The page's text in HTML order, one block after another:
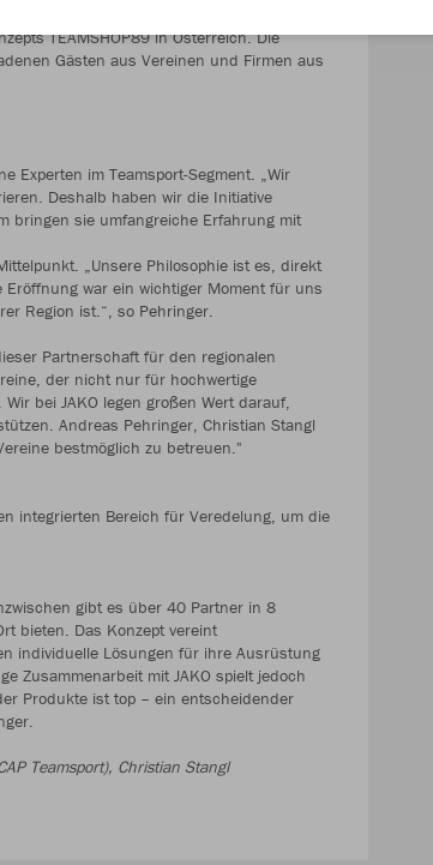
TEAMSHOP89 in Österreich. Die
Gästen aus Vereinen und Firmen aus
Experten im Teamsport-Segment. „Wir
Deshalb haben wir die Initiative
bringen sie umfangreiche Erfahrung mit
„Unsere Philosophie ist es, direkt
war ein wichtiger Moment für uns
Region ist.“, so Pehringer.
Partnerschaft für den regionalen
der nicht nur für hochwertige
bei JAKO legen großen Wert darauf,
Andreas Pehringer, Christian Stangl
bestmöglich zu betreuen."
integrierten Bereich für Veredelung, um die
gibt es über 40 Partner in 8
bieten. Das Konzept vereint
individuelle Lösungen für ihre Ausrüstung
Zusammenarbeit mit JAKO spielt jedoch
Produkte ist top – ein entscheidender
Teamsport), Christian Stangl